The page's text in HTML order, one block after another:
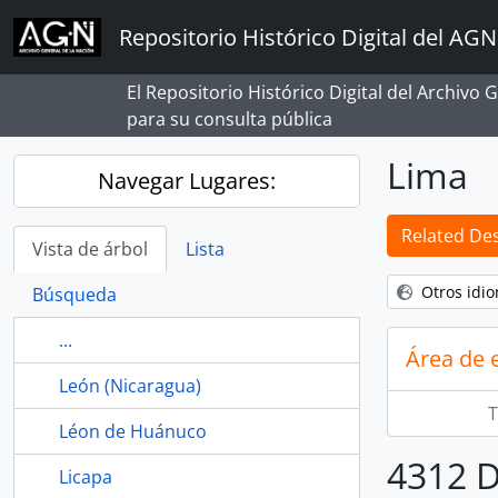
Skip to main content
Repositorio Histórico Digital del AGN
El Repositorio Histórico Digital del Archivo
para su consulta pública
Navegar Lugares:
Vista de árbol
Lista
Búsqueda
...
León (Nicaragua)
Léon de Huánuco
Licapa
Lima
Related
Otros
Área de
4312